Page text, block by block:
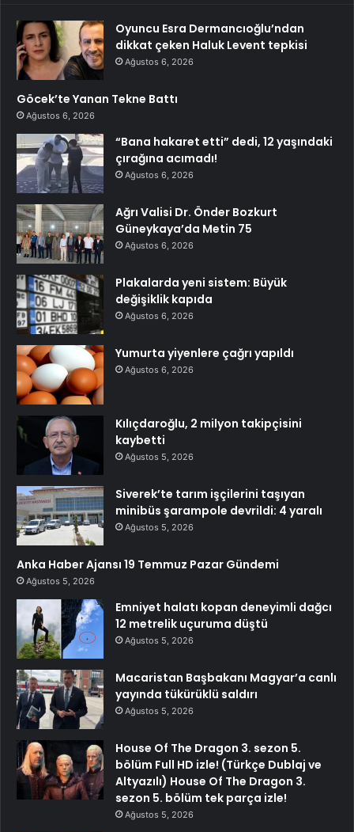
Oyuncu Esra Dermancıoğlu’ndan
dikkat çeken Haluk Levent tepkisi
Ağustos 6, 2026
Göcek’te Yanan Tekne Battı
Ağustos 6, 2026
“Bana hakaret etti” dedi, 12 yaşındaki
çırağına acımadı!
Ağustos 6, 2026
Ağrı Valisi Dr. Önder Bozkurt
Güneykaya’da Metin 75
Ağustos 6, 2026
Plakalarda yeni sistem: Büyük
değişiklik kapıda
Ağustos 6, 2026
Yumurta yiyenlere çağrı yapıldı
Ağustos 6, 2026
Kılıçdaroğlu, 2 milyon takipçisini
kaybetti
Ağustos 5, 2026
Siverek’te tarım işçilerini taşıyan
minibüs şarampole devrildi: 4 yaralı
Ağustos 5, 2026
Anka Haber Ajansı 19 Temmuz Pazar Gündemi
Ağustos 5, 2026
Emniyet halatı kopan deneyimli dağcı
12 metrelik uçuruma düştü
Ağustos 5, 2026
Macaristan Başbakanı Magyar’a canlı
yayında tükürüklü saldırı
Ağustos 5, 2026
House Of The Dragon 3. sezon 5.
bölüm Full HD izle! (Türkçe Dublaj ve
Altyazılı) House Of The Dragon 3.
sezon 5. bölüm tek parça izle!
Ağustos 5, 2026